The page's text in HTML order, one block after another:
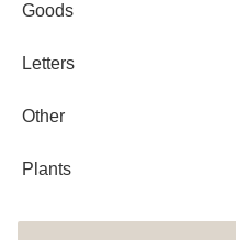
Goods
Letters
Other
Plants